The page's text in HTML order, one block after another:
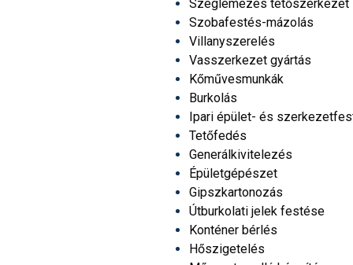
Szeglemezes tetőszerkezet
Szobafestés-mázolás
Villanyszerelés
Vasszerkezet gyártás
Kőművesmunkák
Burkolás
Ipari épület- és
Tetőfedés
Generálkivitelezés
Épületgépészet
Gipszkartonozás
Útburkolati jelek festése
Konténer bérlés
Hőszigetelés